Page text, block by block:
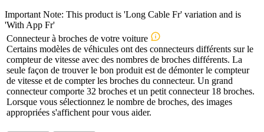
Important Note: This product is 'Long Cable Fr' variation and is
'With App Fr'
Connecteur à broches de votre voiture
Certains modèles de véhicules ont des connecteurs différents sur le
compteur de vitesse avec des nombres de broches différents. La
seule façon de trouver le bon produit est de démonter le compteur
de vitesse et de compter les broches du connecteur. Un grand
connecteur comporte 32 broches et un petit connecteur 18 broches.
Lorsque vous sélectionnez le nombre de broches, des images
appropriées s'affichent pour vous aider.